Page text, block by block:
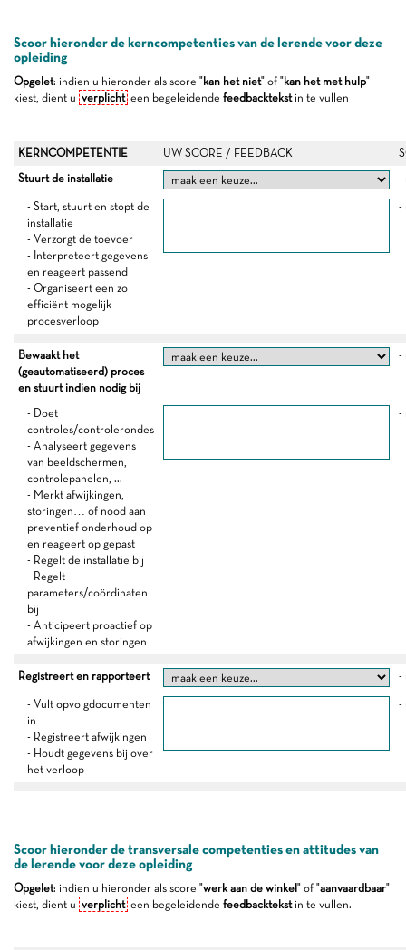
Scoor hieronder de kerncompetenties van de lerende voor deze
opleiding
Opgelet: indien u hieronder als score "kan het niet" of "kan het met hulp"
kiest, dient u verplicht een begeleidende feedbacktekstin te vullen
KERNCOMPETENTIE UW SCORE / FEEDBACK
Stuurt de installatie
-
- Start, stuurt en stopt de
installatie
- Verzorgt de toevoer
- Interpreteert gegevens
en reageert passend
- Organiseert een zo
efficiënt mogelijk
procesverloop
-
Bewaakt het
(geautomatiseerd) proces
en stuurt indien nodig bij
-
- Doet
controles/controlerondes
- Analyseert gegevens
van beeldschermen,
controlepanelen, ...
- Merkt afwijkingen,
storingen… of nood aan
preventief onderhoud op
en reageert op gepast
- Regelt de installatie bij
- Regelt
parameters/coördinaten
bij
- Anticipeert proactief op
afwijkingen en storingen
-
Registreert en rapporteert -
- Vult opvolgdocumenten
in
- Registreert afwijkingen
- Houdt gegevens bij over
het verloop
-
Scoor hieronder de transversale competenties en attitudes van
de lerende voor deze opleiding
Opgelet: indien u hieronder als score "werk aan de winkel " of "aanvaardbaar"
kiest, dient u verplicht een begeleidende feedbacktekstin te vullen.